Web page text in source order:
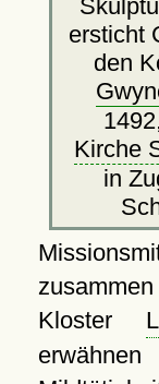
ersticht
den
Kirche
in
Kloster